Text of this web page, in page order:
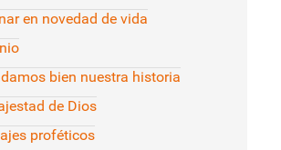
en novedad de vida
bien nuestra historia
de Dios
proféticos